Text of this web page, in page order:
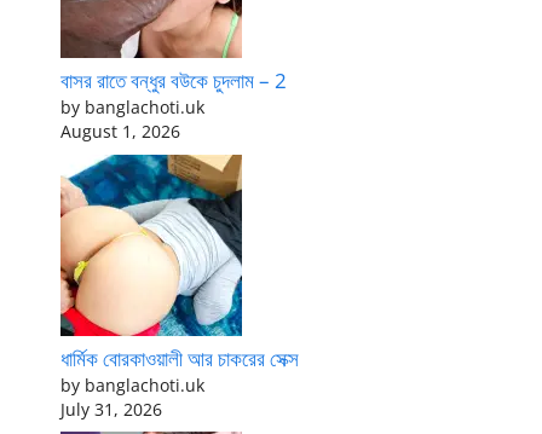
বাসর রাতে বন্ধুর বউকে চুদলাম – 2
by banglachoti.uk
August 1, 2026
ধার্মিক বোরকাওয়ালী আর চাকরের সেক্স
by banglachoti.uk
July 31, 2026